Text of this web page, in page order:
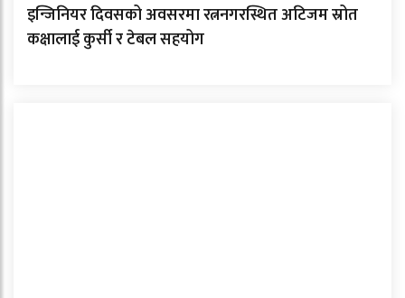
इन्जिनियर दिवसको अवसरमा रत्ननगरस्थित अटिजम स्रोत
कक्षालाई कुर्सी र टेबल सहयोग